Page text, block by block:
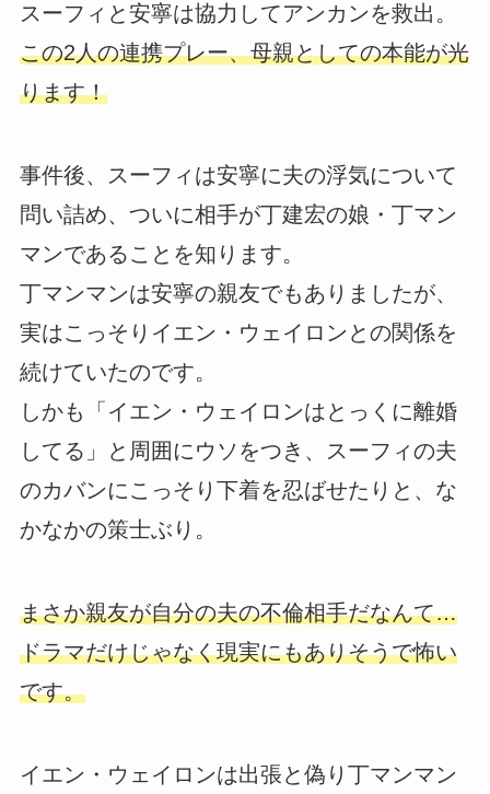
スーフィと安寧は協力してアンカンを救出。
この2人の連携プレー、母親としての本能が光
ります！
事件後、スーフィは安寧に夫の浮気について
問い詰め、ついに相手が丁建宏の娘・丁マン
マンであることを知ります。
丁マンマンは安寧の親友でもありましたが、
実はこっそりイエン・ウェイロンとの関係を
続けていたのです。
しかも「イエン・ウェイロンはとっくに離婚
してる」と周囲にウソをつき、スーフィの夫
のカバンにこっそり下着を忍ばせたりと、な
かなかの策士ぶり。
まさか親友が自分の夫の不倫相手だなんて…
ドラマだけじゃなく現実にもありそうで怖い
です。
イエン・ウェイロンは出張と偽り丁マンマン